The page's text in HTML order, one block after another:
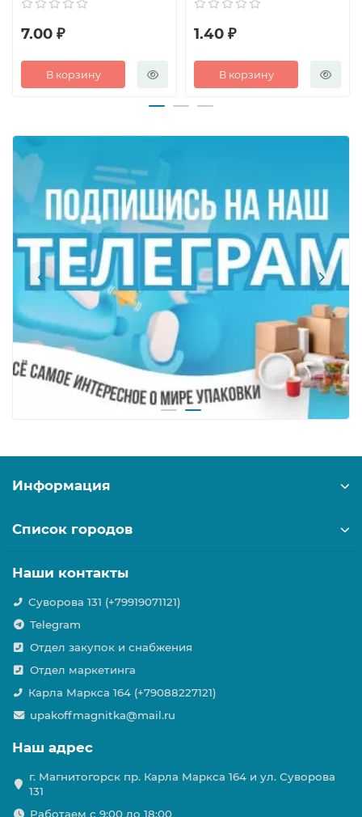
7.00 ₽
В корзину
1.40 ₽
В корзину
Информация
Список городов
Наши контакты
Суворова 131 (+79919071121)
Telegram
Отдел закупок и снабжения
Отдел маркетинга
Карла Маркса 164 (+79088227121)
upakoffmagnitka@mail.ru
Наш адрес
г. Магнитогорск пр. Карла Маркса 164 и ул. Суворова
131
Работаем с 9:00 до 18:00